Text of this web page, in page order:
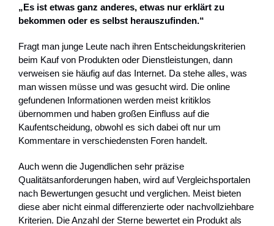
„Es ist etwas ganz anderes, etwas nur erklärt zu
bekommen oder es selbst herauszufinden.“
Fragt man junge Leute nach ihren Entscheidungskriterien
beim Kauf von Produkten oder Dienstleistungen, dann
verweisen sie häufig auf das Internet. Da stehe alles, was
man wissen müsse und was gesucht wird. Die online
gefundenen Informationen werden meist kritiklos
übernommen und haben großen Einfluss auf die
Kaufentscheidung, obwohl es sich dabei oft nur um
Kommentare in verschiedensten Foren handelt.
Auch wenn die Jugendlichen sehr präzise
Qualitätsanforderungen haben, wird auf Vergleichsportalen
nach Bewertungen gesucht und verglichen. Meist bieten
diese aber nicht einmal differenzierte oder nachvollziehbare
Kriterien. Die Anzahl der Sterne bewertet ein Produkt als